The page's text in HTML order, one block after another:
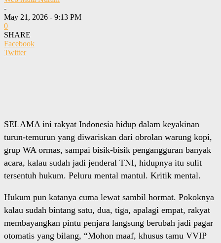
-
May 21, 2026 - 9:13 PM
0
SHARE
Facebook
Twitter
SELAMA ini rakyat Indonesia hidup dalam keyakinan
turun-temurun yang diwariskan dari obrolan warung kopi,
grup WA ormas, sampai bisik-bisik pengangguran banyak
acara, kalau sudah jadi jenderal TNI, hidupnya itu sulit
tersentuh hukum. Peluru mental mantul. Kritik mental.
Hukum pun katanya cuma lewat sambil hormat. Pokoknya
kalau sudah bintang satu, dua, tiga, apalagi empat, rakyat
membayangkan pintu penjara langsung berubah jadi pagar
otomatis yang bilang, “Mohon maaf, khusus tamu VVIP